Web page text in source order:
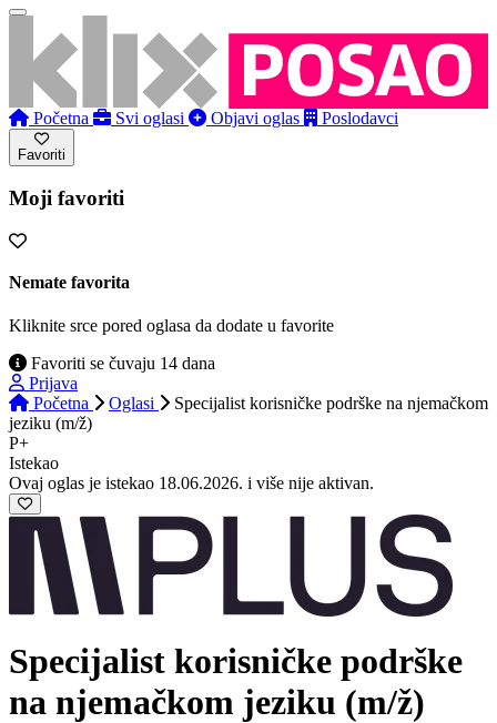
Početna Svi oglasi Objavi oglas Poslodavci
Favoriti
Moji favoriti
Nemate favorita
Kliknite srce pored oglasa da dodate u favorite
Favoriti se čuvaju 14 dana
Prijava
Početna
Oglasi
Specijalist korisničke podrške na njemačkom
jeziku (m/ž)
P+
Istekao
Ovaj oglas je istekao 18.06.2026. i više nije aktivan.
Specijalist korisničke podrške
na njemačkom jeziku (m/ž)